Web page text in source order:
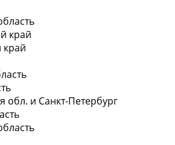
край
край
обл. и Санкт-Петербург